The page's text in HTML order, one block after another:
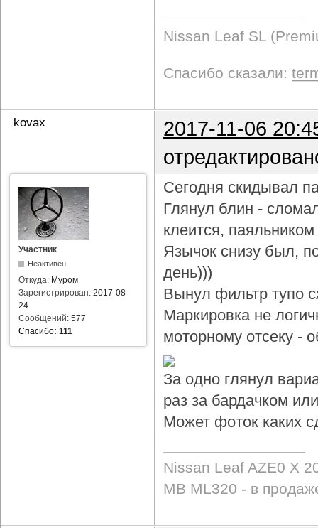
Nissan Leaf SL
Спасибо сказали:
kovax
2017-11-06
Участник
Неактивен
Откуда: Муром
Зарегистрирован: 2017-08-
24
Сообщений: 577
Спасибо: 111
Сегодня скидывал
Глянул блин -
клеится,
Язычок снизу был,
день)))
Вынул фильтр тупо
Маркировка не
моторному отсеку -
За одно глянул
раз за бардачком
Может фоток каких
Nissan Leaf AZE0 X
MB ML320 - в